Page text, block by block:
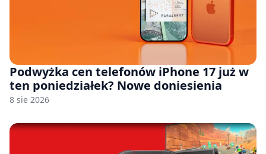
Podwyżka cen telefonów iPhone 17 już w
ten poniedziałek? Nowe doniesienia
8 sie 2026